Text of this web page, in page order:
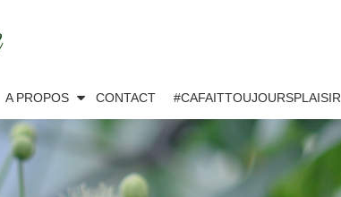
A PROPOS CONTACT #CAFAITTOUJOURSPLAISIR